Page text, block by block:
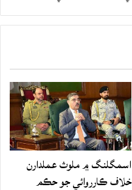
اسمگلنگ ۾ ملوث عملدارن
خلاف ڪارروائي جو حڪم